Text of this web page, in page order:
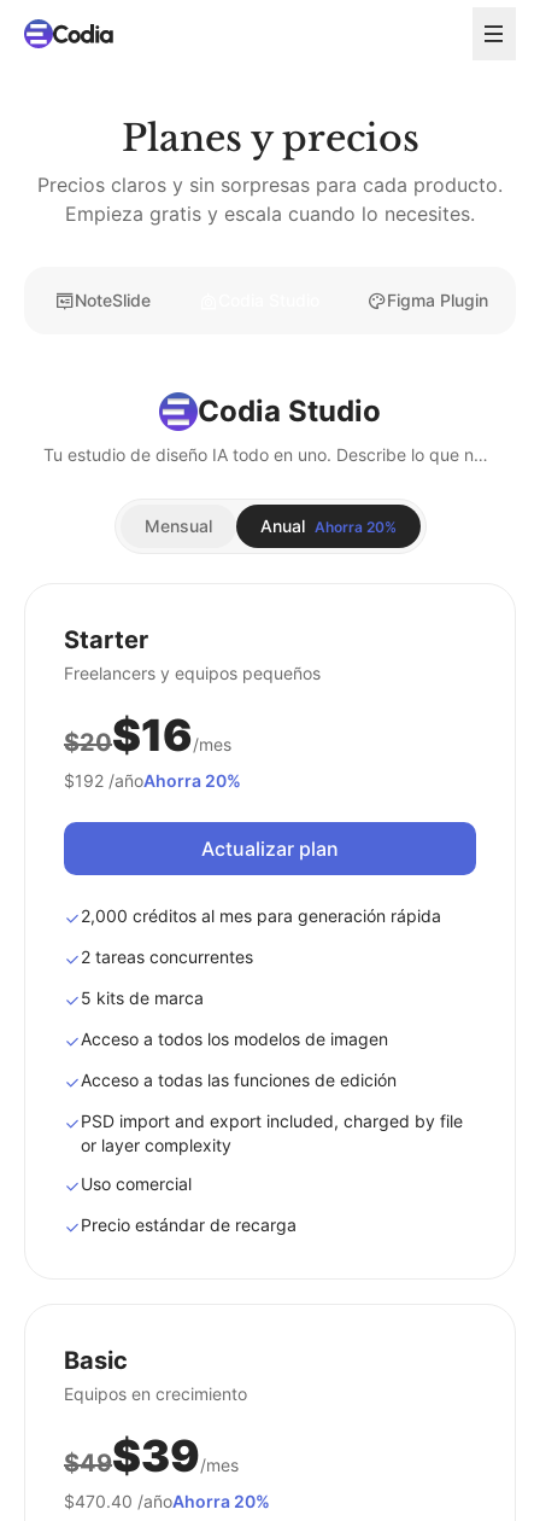
Planes y precios
Precios claros y sin sorpresas para cada producto.
Empieza gratis y escala cuando lo necesites.
NoteSlide Figma Plugin
Codia Studio
Tu estudio de diseño IA todo en uno. Describe lo que necesitas y nuestro agente IA crea, edita y perfecciona diseños listos para producción.
Mensual Anual Ahorra 20%
Starter
Freelancers y equipos pequeños
$20$16/mes
$192 /añoAhorra 20%
Actualizar plan
2,000 créditos al mes para generación rápida
2 tareas concurrentes
5 kits de marca
Acceso a todos los modelos de imagen
Acceso a todas las funciones de edición
PSD import and export included, charged by file
or layer complexity
Uso comercial
Precio estándar de recarga
Basic
Equipos en crecimiento
$49$39/mes
$470.40 /añoAhorra 20%